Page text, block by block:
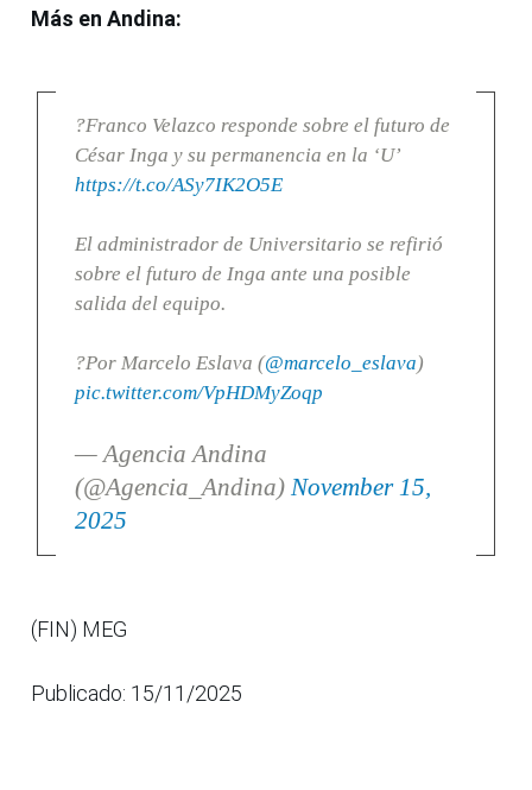
Más en Andina:
?Franco Velazco responde sobre el futuro de
César Inga y su permanencia en la ‘U’
https://t.co/ASy7IK2O5E
El administrador de Universitario se refirió
sobre el futuro de Inga ante una posible
salida del equipo.
?Por Marcelo Eslava (@marcelo_eslava)
pic.twitter.com/VpHDMyZoqp
— Agencia Andina
(@Agencia_Andina) November 15,
2025
(FIN) MEG
Publicado: 15/11/2025